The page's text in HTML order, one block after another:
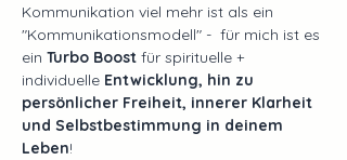
Kommunikation viel mehr ist als ein
"Kommunikationsmodell" -  für mich ist es
ein Turbo Boost für spirituelle +
individuelle Entwicklung, hin zu
persönlicher Freiheit, innerer Klarheit
und Selbstbestimmung in deinem
Leben!